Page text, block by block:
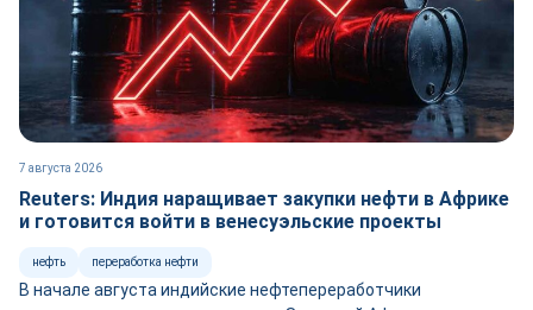
7 августа 2026
Reuters: Индия наращивает закупки нефти в Африке
и готовится войти в венесуэльские проекты
нефть переработка нефти
В начале августа индийские нефтепереработчики